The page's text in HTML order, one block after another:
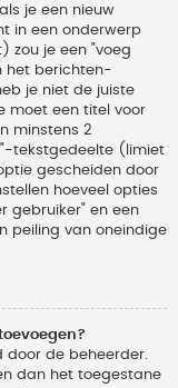
je een nieuw
in een onderwerp
zou je een "voeg
het berichten-
je niet de juiste
moet een titel voor
minstens 2
tekstgedeelte (limiet
gescheiden door
hoeveel opties
gebruiker" en een
peiling van oneindige
door de beheerder.
dan het toegestane